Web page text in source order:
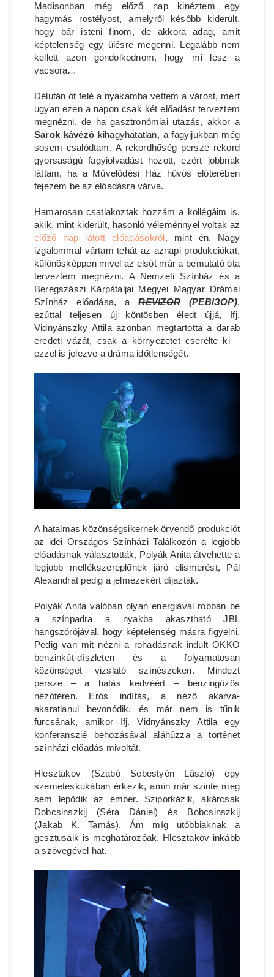
Madisonban még előző nap kinéztem egy
hagymás rostélyost, amelyről később kiderült,
hogy bár isteni finom, de akkora adag, amit
képtelenség egy ülésre megenni. Legalább nem
kellett azon gondolkodnom, hogy mi lesz a
vacsora…
Délután öt felé a nyakamba vettem a várost, mert
ugyan ezen a napon csak két előadást terveztem
megnézni, de ha gasztronómiai utazás, akkor a
Sarok kávézó kihagyhatatlan, a fagyijukban még
sosem csalódtam. A rekordhőség persze rekord
gyorsaságú fagyiolvadást hozott, ezért jobbnak
láttam, ha a Művelődési Ház hűvös előterében
fejezem be az előadásra várva.
Hamarosan csatlakoztak hozzám a kollégáim is,
akik, mint kiderült, hasonló véleménnyel voltak az
előző nap látott előadásokról, mint én. Nagy
izgalommal vártam tehát az aznapi produkciókat,
különösképpen mivel az elsőt már a bemutató óta
terveztem megnézni. A Nemzeti Színház és a
Beregszászi Kárpátaljai Megyei Magyar Drámai
Színház előadása, aREVIZOR(РЕВІЗОР),
ezúttal teljesen új köntösben éledt újjá, Ifj.
Vidnyánszky Attila azonban megtartotta a darab
eredeti vázát, csak a környezetet cserélte ki –
ezzel is jelezve a dráma időtlenségét.
A hatalmas közönségsikernek örvendő produkciót
az idei Országos Színházi Találkozón a legjobb
előadásnak választották, Polyák Anita átvehette a
legjobb mellékszereplőnek járó elismerést, Pál
Alexandrát pedig a jelmezekért díjazták.
Polyák Anita valóban olyan energiával robban be
a színpadra a nyakba akasztható JBL
hangszórójával, hogy képtelenség másra figyelni.
Pedig van mit nézni a rohadásnak indult OKKO
benzinkút-díszleten és a folyamatosan
közönséget vizslató színészeken. Mindezt
persze – a hatás kedvéért – benzingőzös
nézőtéren. Erős indítás, a néző akarva-
akaratlanul bevonódik, és már nem is tűnik
furcsának, amikor Ifj. Vidnyánszky Attila egy
konferanszié behozásával aláhúzza a történet
színházi előadás mivoltát.
Hlesztakov (Szabó Sebestyén László) egy
szemeteskukában érkezik, amin már szinte meg
sem lepődik az ember. Sziporkázik, akárcsak
Dobcsinszkij (Séra Dániel) és Bobcsinszkij
(Jakab K. Tamás). Ám míg utóbbiaknak a
gesztusaik is meghatározóak, Hlesztakov inkább
a szövegével hat.